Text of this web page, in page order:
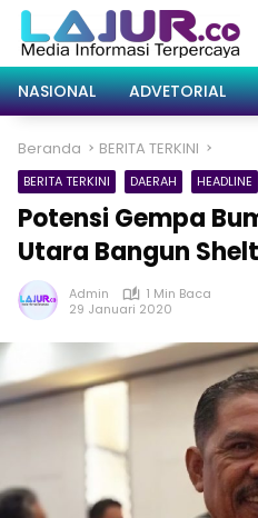
Langsung
konten
NASIONAL
ADVETORIAL
Beranda BERITA TERKINI
BERITA TERKINI DAERAH HEADLINE
Potensi Gempa
Utara Bangun
Admin
1 Min Baca
29 Januari 2020